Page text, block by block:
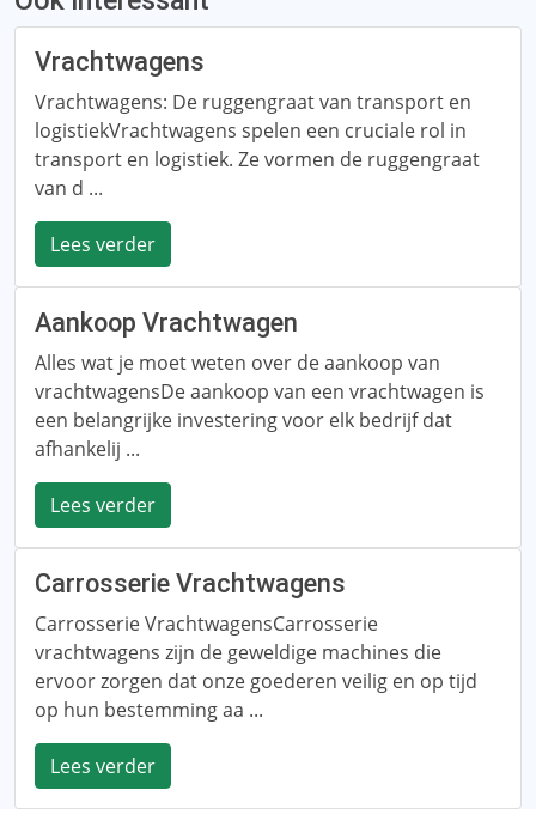
Vrachtwagens
Vrachtwagens: De ruggengraat van transport en
logistiekVrachtwagens spelen een cruciale rol in
transport en logistiek. Ze vormen de ruggengraat
van d ...
Lees verder
Aankoop Vrachtwagen
Alles wat je moet weten over de aankoop van
vrachtwagensDe aankoop van een vrachtwagen is
een belangrijke investering voor elk bedrijf dat
afhankelij ...
Lees verder
Carrosserie Vrachtwagens
Carrosserie VrachtwagensCarrosserie
vrachtwagens zijn de geweldige machines die
ervoor zorgen dat onze goederen veilig en op tijd
op hun bestemming aa ...
Lees verder